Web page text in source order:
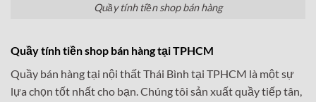
Quầy tính tiền shop bán hàng
Quầy tính tiền shop bán hàng tại TPHCM
Quầy bán hàng tại nội thất Thái Bình tại TPHCM là một sự
lựa chọn tốt nhất cho bạn. Chúng tôi sản xuất quầy tiếp tân,